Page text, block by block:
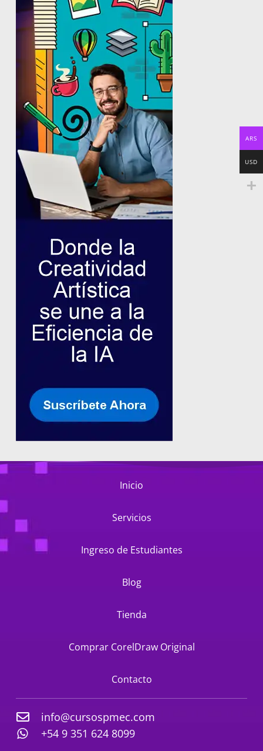
Inicio
Servicios
Ingreso de Estudiantes
Blog
Tienda
Comprar CorelDraw Original
Contacto
info@cursospmec.com
+54 9 351 624 8099
ARS
USD